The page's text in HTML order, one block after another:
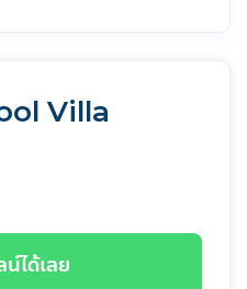
Villa
น์ได้เลย